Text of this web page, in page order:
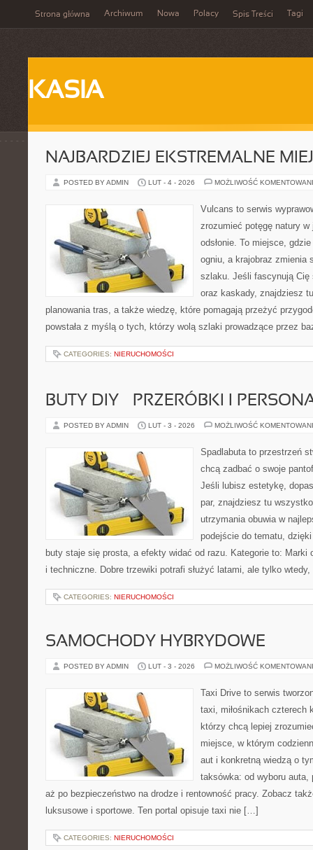
Strona główna Archiwum Nowa Polacy Spis Treści Tagi
KASIA
NAJBARDZIEJ EKSTREMALNE
POSTED BY ADMIN LUT - 4 - 2026 MOŻLIWOŚĆ
Vulcans to serwis
zrozumieć potęgę natury w
odsłonie. To miejsce,
ogniu, a krajobraz zmienia
szlaku. Jeśli fascynują
oraz kaskady, znajdziesz
planowania tras, a także wiedzę, które pomagają przeżyć
powstała z myślą o tych, którzy wolą szlaki prowadzące przez
CATEGORIES: NIERUCHOMOŚCI
BUTY DIY – PRZERÓBKI I
POSTED BY ADMIN LUT - 3 - 2026 MOŻLIWOŚĆ
Spadlabuta to przestrzeń
chcą zadbać o swoje
Jeśli lubisz estetykę,
par, znajdziesz tu
utrzymania obuwia w
podejście do tematu,
buty staje się prosta, a efekty widać od razu. Kategorie to: Marki
i techniczne. Dobre trzewiki potrafi służyć latami, ale tylko
CATEGORIES: NIERUCHOMOŚCI
SAMOCHODY HYBRYDOWE
POSTED BY ADMIN LUT - 3 - 2026 MOŻLIWOŚĆ
Taxi Drive to serwis
taxi, miłośnikach czterech
którzy chcą lepiej
miejsce, w którym
aut i konkretną wiedzą o
taksówka: od wyboru
aż po bezpieczeństwo na drodze i rentowność pracy. Zobacz
luksusowe i sportowe. Ten portal opisuje taxi nie […]
CATEGORIES: NIERUCHOMOŚCI